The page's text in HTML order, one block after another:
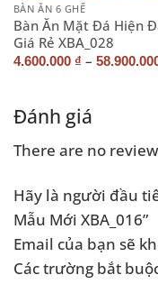
BÀN ĂN 6 GHẾ
Bàn Ăn Mặt Đá Hiện
Giá Rẻ XBA_028
4.600.000 ₫ –
Đánh giá
There are no
Hãy là người đầu
Mẫu Mới XBA_016”
Email của bạn sẽ
Các trường bắt